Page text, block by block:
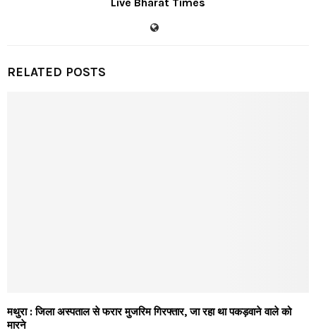
RELATED POSTS
मथुरा : जिला अस्पताल से फरार मुजरिम गिरफ्तार, जा रहा था पकड़वाने वाले को
मारने